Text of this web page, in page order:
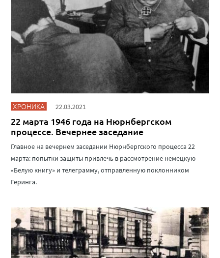
ХРОНИКА 22.03.2021
22 марта 1946 года на Нюрнбергском
процессе. Вечернее заседание
Главное на вечернем заседании Нюрнбергского процесса 22
марта: попытки защиты привлечь в рассмотрение немецкую
«Белую книгу» и телеграмму, отправленную поклонником
Геринга.